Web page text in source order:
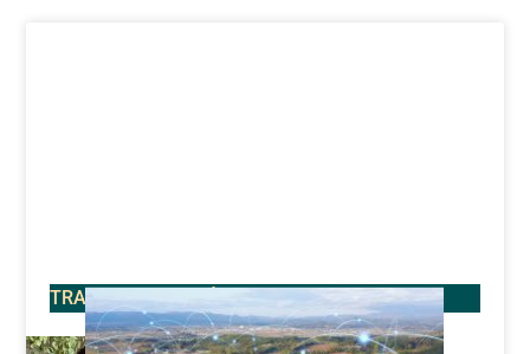
TRATAMENTO DE ÁGUA